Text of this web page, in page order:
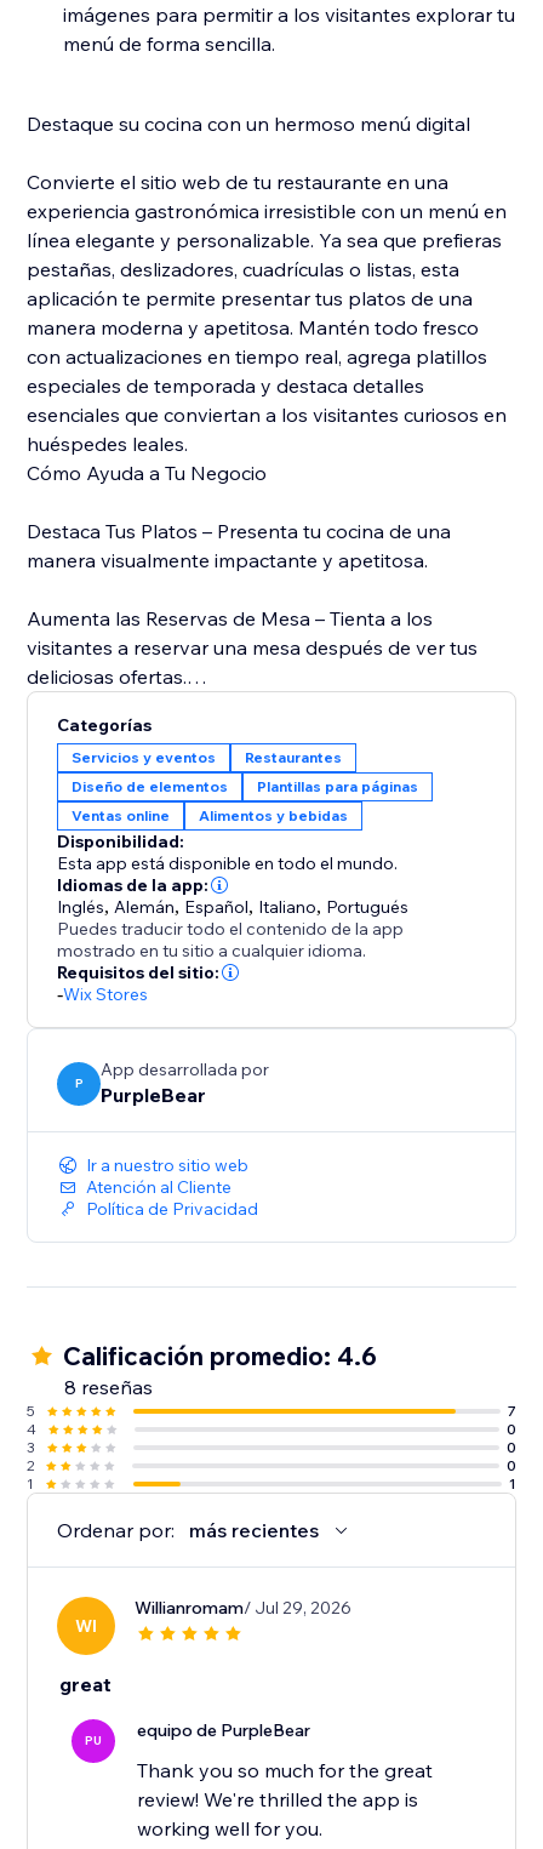
imágenes para permitir a los visitantes explorar tu
menú de forma sencilla.
Destaque su cocina con un hermoso menú digital
Convierte el sitio web de tu restaurante en una
experiencia gastronómica irresistible con un menú en
línea elegante y personalizable. Ya sea que prefieras
pestañas, deslizadores, cuadrículas o listas, esta
aplicación te permite presentar tus platos de una
manera moderna y apetitosa. Mantén todo fresco
con actualizaciones en tiempo real, agrega platillos
especiales de temporada y destaca detalles
esenciales que conviertan a los visitantes curiosos en
huéspedes leales.
Cómo Ayuda a Tu Negocio
Destaca Tus Platos – Presenta tu cocina de una
manera visualmente impactante y apetitosa.
Aumenta las Reservas de Mesa – Tienta a los
visitantes a reservar una mesa después de ver tus
deliciosas ofertas.
Mantente Dinámico – Actualiza tu menú en cualquier
momento con cambios estacionales o nuevas
adiciones.
Refleja la Identidad de Tu Marca – Adapta cada
elemento de diseño para que coincida con la
personalidad de tu restaurante.
Llega a Cada Invitado – Los menús optimizados para
dispositivos móviles garantizan una experiencia fluida
en cualquier dispositivo.
Lleva tu restaurante en línea con estilo: instala la
aplicación de menú de restaurante hoy y convierte a
Categorías
Servicios y eventos
Restaurantes
Diseño de elementos
Plantillas para páginas
Ventas online
Alimentos y bebidas
Disponibilidad:
Esta app está disponible en todo el mundo.
Idiomas de la app:
Inglés, Alemán, Español, Italiano, Portugués
Puedes traducir todo el contenido de la app
mostrado en tu sitio a cualquier idioma.
Requisitos del sitio:
-Wix Stores
P
App desarrollada por
PurpleBear
Ir a nuestro sitio web
Atención al Cliente
Política de Privacidad
Calificación promedio: 4.6
8 reseñas
5
7
4
0
3
0
2
0
1
1
Ordenar por: más recientes
WI
Willianromam/ Jul 29, 2026
great
PU equipo de PurpleBear
Thank you so much for the great
review! We're thrilled the app is
working well for you.